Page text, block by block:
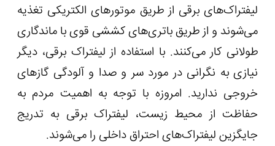
لیفتراک‌های برقی از طریق موتورهای الکتریکی تغذیه
می‌شوند و از طریق باتری‌های کششی قوی با ماندگاری
طولانی کار می‌کنند. با استفاده از لیفتراک برقی، دیگر
نیازی به نگرانی در مورد سر و صدا و آلودگی گازهای
خروجی ندارید. امروزه با توجه به اهمیت مردم به
حفاظت از محیط زیست، لیفتراک برقی به تدریج
جایگزین لیفتراک‌های احتراق داخلی را می‌شوند.